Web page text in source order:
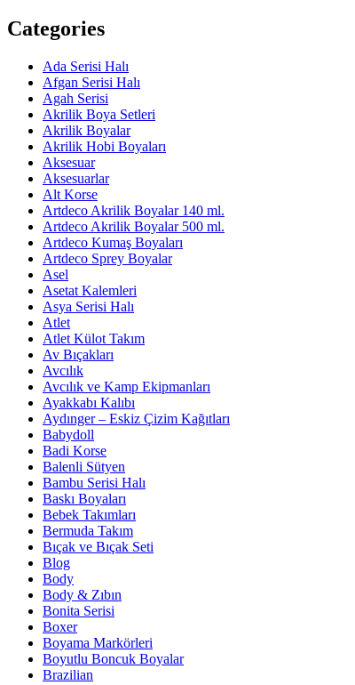
Categories
Ada Serisi Halı
Afgan Serisi Halı
Agah Serisi
Akrilik Boya Setleri
Akrilik Boyalar
Akrilik Hobi Boyaları
Aksesuar
Aksesuarlar
Alt Korse
Artdeco Akrilik Boyalar 140 ml.
Artdeco Akrilik Boyalar 500 ml.
Artdeco Kumaş Boyaları
Artdeco Sprey Boyalar
Asel
Asetat Kalemleri
Asya Serisi Halı
Atlet
Atlet Külot Takım
Av Bıçakları
Avcılık
Avcılık ve Kamp Ekipmanları
Ayakkabı Kalıbı
Aydınger – Eskiz Çizim Kağıtları
Babydoll
Badi Korse
Balenli Sütyen
Bambu Serisi Halı
Baskı Boyaları
Bebek Takımları
Bermuda Takım
Bıçak ve Bıçak Seti
Blog
Body
Body & Zıbın
Bonita Serisi
Boxer
Boyama Markörleri
Boyutlu Boncuk Boyalar
Brazilian